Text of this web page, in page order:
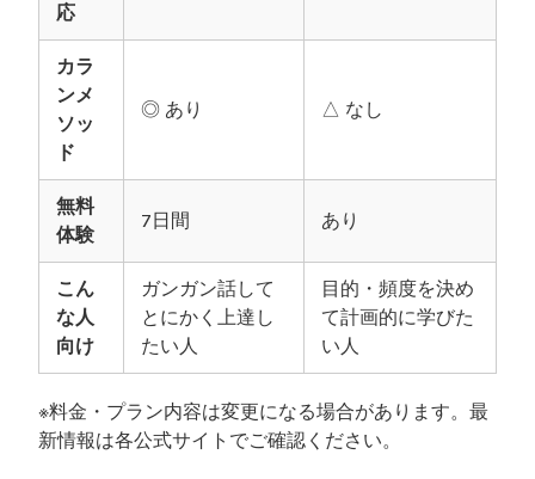
応
カラ
ンメ
ソッ
ド
◎ あり △ なし
無料
体験
7日間 あり
こん
な人
向け
ガンガン話して
とにかく上達し
たい人
目的・頻度を決め
て計画的に学びた
い人
※料金・プラン内容は変更になる場合があります。最
新情報は各公式サイトでご確認ください。